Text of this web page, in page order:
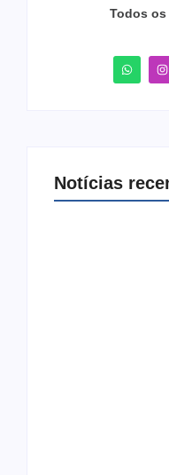
Todos
Notícias